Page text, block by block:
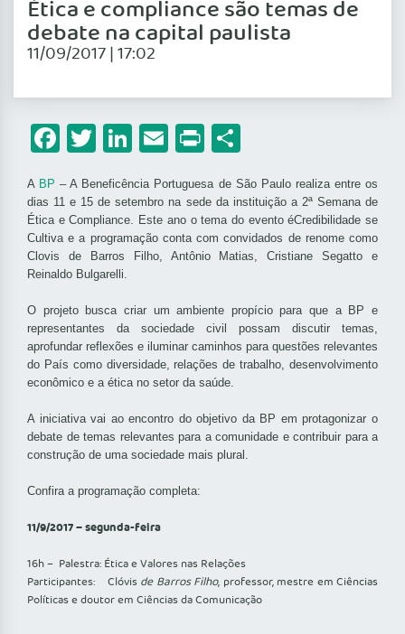
Ética e compliance são temas de
debate na capital paulista
11/09/2017 | 17:02
Facebook
Twitter
LinkedIn
Email
Print
A BP – A Beneficência Portuguesa de São Paulo realiza entre os
dias 11 e 15 de setembro na sede da instituição a 2ª Semana de
Ética e Compliance. Este ano o tema do evento éCredibilidade se
Cultiva e a programação conta com convidados de renome como
Clovis de Barros Filho, Antônio Matias, Cristiane Segatto e
Reinaldo Bulgarelli.
O projeto busca criar um ambiente propício para que a BP e
representantes da sociedade civil possam discutir temas,
aprofundar reflexões e iluminar caminhos para questões relevantes
do País como diversidade, relações de trabalho, desenvolvimento
econômico e a ética no setor da saúde.
A iniciativa vai ao encontro do objetivo da BP em protagonizar o
debate de temas relevantes para a comunidade e contribuir para a
construção de uma sociedade mais plural.
Confira a programação completa:
11/9/2017 – segunda-feira
16h – Palestra: Ética e Valores nas Relações
Participantes: Clóvisde Barros Filho, professor, mestre em Ciências
Políticas e doutor em Ciências da Comunicação